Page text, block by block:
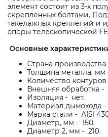
элемент состоит из 3-х
скрепленных болтами.
такелажных креплений и
опоры телескопической
Основные
Страна
Толщина металла, мм
Количество контуров
Внешняя обработка -
Изоляция - нет.
Материал дымохода
Марка стали - AISI
Диаметр, мм - 150.
Диаметр 2, мм - 210.